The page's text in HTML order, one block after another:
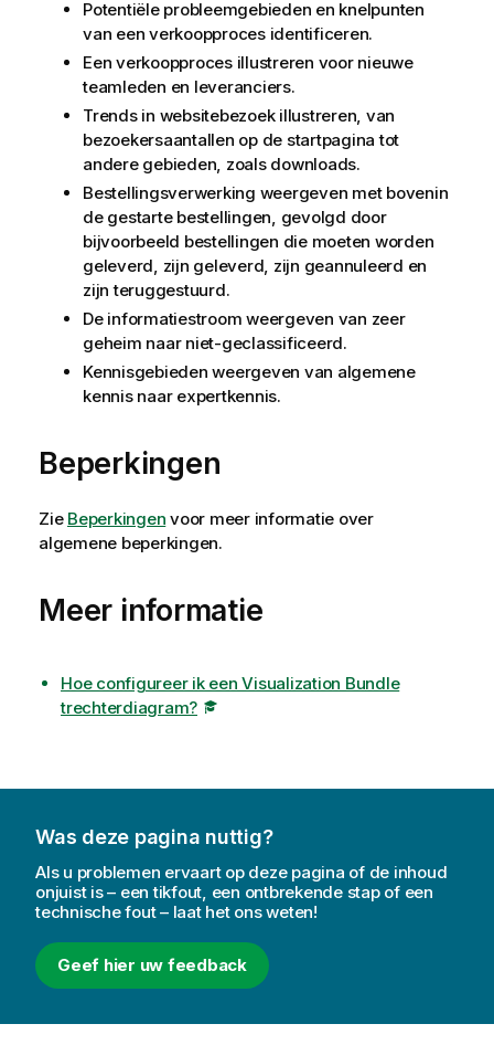
Potentiële probleemgebieden en knelpunten
van een verkoopproces identificeren.
Een verkoopproces illustreren voor nieuwe
teamleden en leveranciers.
Trends in websitebezoek illustreren, van
bezoekersaantallen op de startpagina tot
andere gebieden, zoals downloads.
Bestellingsverwerking weergeven met bovenin
de gestarte bestellingen, gevolgd door
bijvoorbeeld bestellingen die moeten worden
geleverd, zijn geleverd, zijn geannuleerd en
zijn teruggestuurd.
De informatiestroom weergeven van zeer
geheim naar niet-geclassificeerd.
Kennisgebieden weergeven van algemene
kennis naar expertkennis.
Beperkingen
Zie Beperkingen voor meer informatie over
algemene beperkingen.
Meer informatie
Hoe configureer ik een Visualization Bundle
trechterdiagram?
Was deze pagina nuttig?
Als u problemen ervaart op deze pagina of de inhoud
onjuist is – een tikfout, een ontbrekende stap of een
technische fout – laat het ons weten!
Geef hier uw feedback